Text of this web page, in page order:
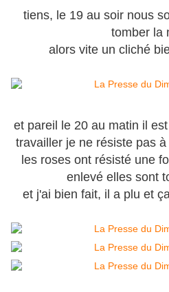
tiens, le 19 au soir nous
tomber la
alors vite un cliché
et pareil le 20 au matin il
travailler je ne résiste pas
les roses ont résisté une
enlevé elles sont
et j'ai bien fait, il a plu et